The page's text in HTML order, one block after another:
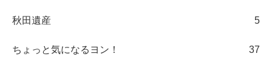
秋田遺産 5
ちょっと気になるヨン！ 37